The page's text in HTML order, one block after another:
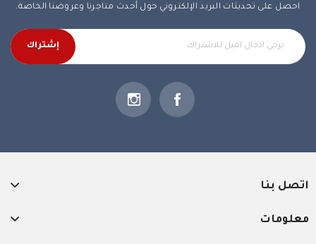
احصل على تحديثات البريد الإلكتروني حول أحدث متاجرنا وعروضنا الخاصة.
إشتراك
اتصل بنا
معلومات